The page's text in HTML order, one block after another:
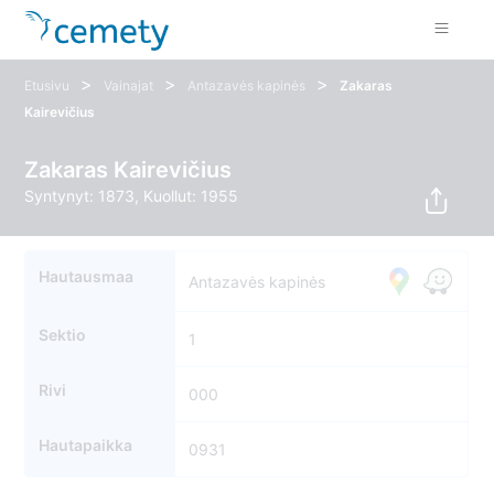
Etusivu > Vainajat > Antazavės kapinės >
Zakaras
Kairevičius
Zakaras Kairevičius
Syntynyt: 1873, Kuollut: 1955
Hautausmaa Antazavės kapinės
Sektio 1
Rivi 000
Hautapaikka 0931